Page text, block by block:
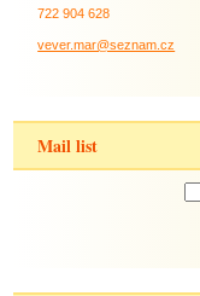
722 904 628
vever.mar@seznam.cz
Mail list